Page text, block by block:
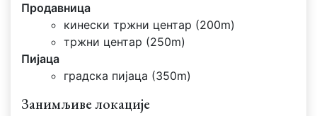
Продавница
кинески тржни центар (200m)
тржни центар (250m)
Пијаца
градска пијаца (350m)
Занимљиве локације